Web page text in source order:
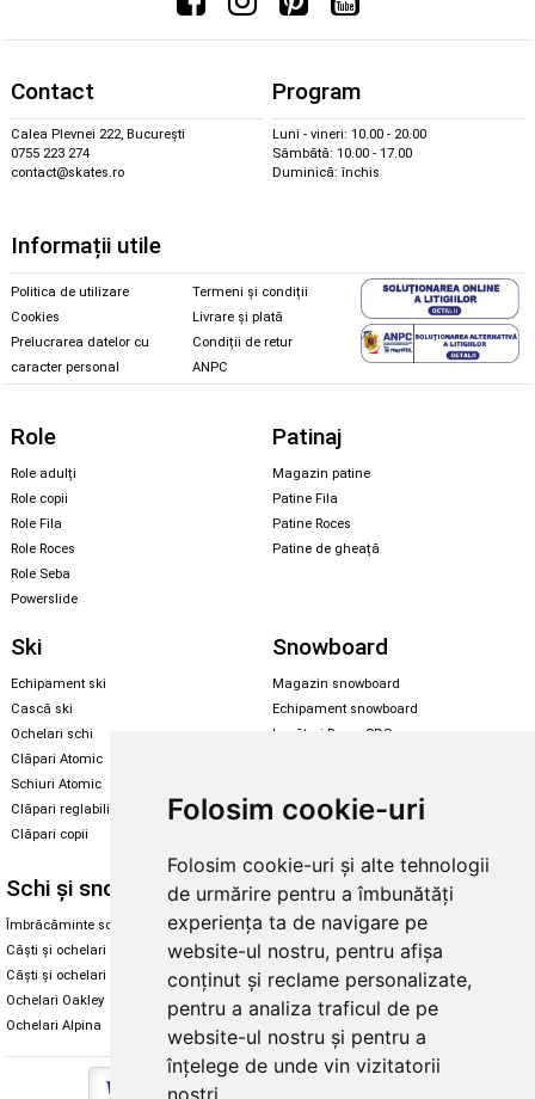
Folosim cookie-uri
Folosim cookie-uri și alte tehnologii
de urmărire pentru a îmbunătăți
experiența ta de navigare pe
website-ul nostru, pentru afișa
conținut și reclame personalizate,
pentru a analiza traficul de pe
website-ul nostru și pentru a
înțelege de unde vin vizitatorii
noștri.
Contact
Calea Plevnei 222, București
0755 223 274
contact@skates.ro
Program
Luni - vineri: 10.00 - 20.00
Sâmbătă: 10.00 - 17.00
Duminică: închis
Informații utile
Politica de utilizare
Cookies
Prelucrarea datelor cu
caracter personal
Termeni și condiții
Livrare și plată
Condiții de retur
ANPC
Role
Role adulți
Role copii
Role Fila
Role Roces
Role Seba
Powerslide
Patinaj
Magazin patine
Patine Fila
Patine Roces
Patine de gheață
Ski
Echipament ski
Cască ski
Ochelari schi
Clăpari Atomic
Schiuri Atomic
Clăpari reglabili
Clăpari copii
Snowboard
Magazin snowboard
Echipament snowboard
Legături Rome SDS
Santa Cruz
Schi și snowboard
Îmbrăcăminte schi și snowboard
Căști și ochelari de iarnă
Căști și ochelari Alpina
Ochelari Oakley
Ochelari Alpina
Diverse
Cum aleg rolele
Cum aleg ochelarii
Ochelari de soare Oakley
Ochelari de soare Alpina